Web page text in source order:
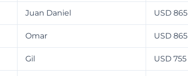
Juan Daniel USD 865
Omar USD 865
Gil USD 755